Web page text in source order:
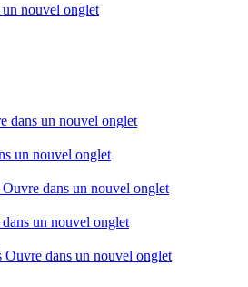
nouvel onglet
dans un nouvel onglet
un nouvel onglet
Ouvre dans un nouvel onglet
un nouvel onglet
Ouvre dans un nouvel onglet